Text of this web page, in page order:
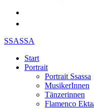
SSASSA
Start
Portrait
Portrait Ssassa
MusikerInnen
Tänzerinnen
Flamenco